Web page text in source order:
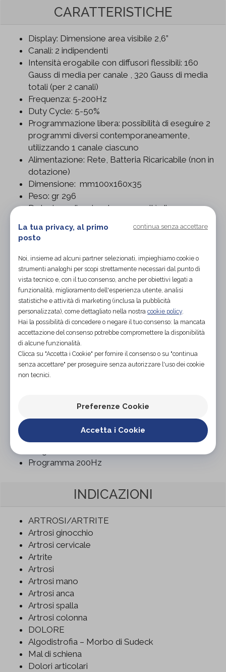
CARATTERISTICHE
Display: Dimensione area visibile 2,6”
Canali: 2 indipendenti
Intensità erogabile con diffusori flessibili: 160
Gauss di media per canale , 320 Gauss di media
totali (per 2 canali)
Frequenza: 5-200Hz
Duty Cycle: 5-50%
Programmazione libera: possibilità di eseguire 2
programmi diversi contemporaneamente,
utilizzando 1 canale ciascuno
Alimentazione: Rete, Batteria Ricaricabile (non in
dotazione)
Dimensione: mm100x160x35
Peso: gr 296
Dotazione di serie: 1 borsa, 1 unità di
flessibile mm 330x110, 1 Magnun test, 1
PROGRAMMI PREIMPOSTATI A DIVERSA
FREQUENZA
Programma multifrequenza
Programma 10Hz
Programma 20Hz
Programma 30Hz
Programma 40Hz
Programma 50Hz
Programma 60Hz
Programma 70Hz
Programma 80Hz
Programma 100Hz
Programma 140Hz
Programma 200Hz
INDICAZIONI
ARTROSI/ARTRITE
Artrosi ginocchio
Artrosi cervicale
Artrite
Artrosi
Artrosi mano
Artrosi anca
Artrosi spalla
Artrosi colonna
DOLORE
Algodistrofia – Morbo di Sudeck
Mal di schiena
Dolori articolari
La tua privacy, al primo
posto
continua senza accettare
Noi, insieme ad alcuni partner selezionati, impieghiamo cookie o
strumenti analoghi per scopi strettamente necessari dal punto di
vista tecnico e, con il tuo consenso, anche per obiettivi legati a
funzionalità, miglioramento dell'esperienza utente, analisi
statistiche e attività di marketing (inclusa la pubblicità
personalizzata), come dettagliato nella nostra cookie policy.
Hai la possibilità di concedere o negare il tuo consenso: la mancata
accettazione del consenso potrebbe compromettere la disponibilità
di alcune funzionalità.
Clicca su "Accetta i Cookie" per fornire il consenso o su "continua
senza accettare" per proseguire senza autorizzare l'uso dei cookie
non tecnici.
Preferenze Cookie
Accetta i Cookie